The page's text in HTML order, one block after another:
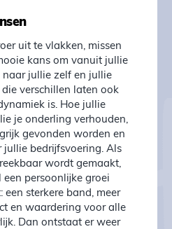
uit te vlakken, missen
kans om vanuit jullie
jullie zelf en jullie
verschillen laten ook
is. Hoe jullie
je onderling verhouden,
gevonden worden en
bedrijfsvoering. Als
wordt gemaakt,
persoonlijke groei
een sterkere band, meer
en waardering voor alle
Dan ontstaat er weer